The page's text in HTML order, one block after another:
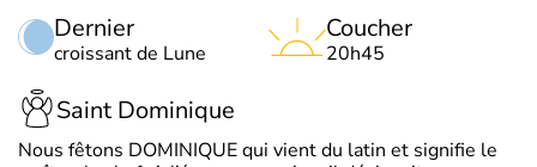
Dernier
croissant de Lune
Coucher
20h45
Saint Dominique
Nous fêtons DOMINIQUE qui vient du latin et signifie le